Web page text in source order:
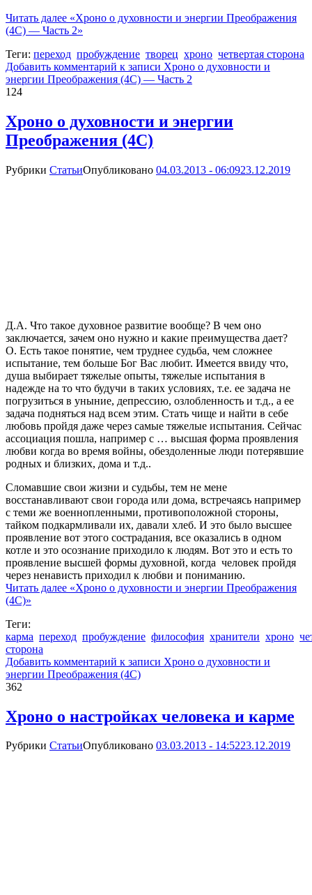
Читать далее «Хроно о духовности и энергии Преображения
(4С) — Часть 2»
Теги: переход пробуждение творец хроно четвертая сторона
Добавить комментарий к записи Хроно о духовности и
энергии Преображения (4С) — Часть 2
124
Хроно о духовности и энергии
Преображения (4С)
Рубрики СтатьиОпубликовано 04.03.2013 - 06:0923.12.2019
Д.А. Что такое духовное развитие вообще? В чем оно
заключается, зачем оно нужно и какие преимущества дает?
О. Есть такое понятие, чем труднее судьба, чем сложнее
испытание, тем больше Бог Вас любит. Имеется ввиду что,
душа выбирает тяжелые опыты, тяжелые испытания в
надежде на то что будучи в таких условиях, т.е. ее задача не
погрузиться в уныние, депрессию, озлобленность и т.д., а ее
задача подняться над всем этим. Стать чище и найти в себе
любовь пройдя даже через самые тяжелые испытания. Сейчас
ассоциация пошла, например с … высшая форма проявления
любви когда во время войны, обездоленные люди потерявшие
родных и близких, дома и т.д..
Сломавшие свои жизни и судьбы, тем не мене
восстанавливают свои города или дома, встречаясь например
с теми же военнопленными, противоположной стороны,
тайком подкармливали их, давали хлеб. И это было высшее
проявление вот этого сострадания, все оказались в одном
котле и это осознание приходило к людям. Вот это и есть то
проявление высшей формы духовной, когда человек пройдя
через ненависть приходил к любви и пониманию.
Читать далее «Хроно о духовности и энергии Преображения
(4С)»
Теги:
карма переход пробуждение философия хранители хроно
сторона
Добавить комментарий к записи Хроно о духовности и
энергии Преображения (4С)
362
Хроно о настройках человека и карме
Рубрики СтатьиОпубликовано 03.03.2013 - 14:5223.12.2019